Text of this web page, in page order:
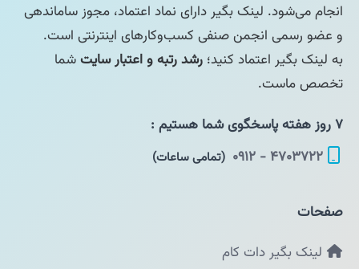
انجام می‌شود. لینک بگیر دارای نماد اعتماد، مجوز ساماندهی
و عضو رسمی انجمن صنفی کسب‌وکارهای اینترنتی است.
به لینک بگیر اعتماد کنید؛ رشد رتبه و اعتبار سایتشما
تخصص ماست.
۷ روز هفته پاسخگوی شما هستیم :
۴۷۰۳۷۲۲ - ۰۹۱۲
(تمامی ساعات)
صفحات
لینک بگیر دات کام